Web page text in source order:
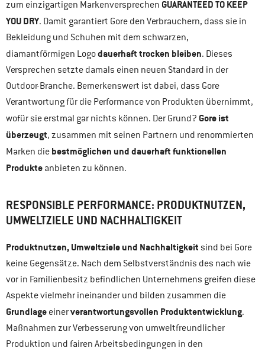
zum einzigartigen Markenversprechen GUARANTEED TO KEEP
YOU DRY. Damit garantiert Gore den Verbrauchern, dass sie in
Bekleidung und Schuhen mit dem schwarzen,
diamantförmigen Logodauerhaft trocken bleiben. Dieses
Versprechen setzte damals einen neuen Standard in der
Outdoor-Branche. Bemerkenswert ist dabei, dass Gore
Verantwortung für die Performance von Produkten übernimmt,
wofür sie erstmal gar nichts können. Der Grund? Gore ist
überzeugt, zusammen mit seinen Partnern und renommierten
Marken die bestmöglichen und dauerhaft funktionellen
Produkte anbieten zu können.
RESPONSIBLE PERFORMANCE: PRODUKTNUTZEN,
UMWELTZIELE UND NACHHALTIGKEIT
Produktnutzen, Umweltziele und Nachhaltigkeit sind bei Gore
keine Gegensätze. Nach dem Selbstverständnis des nach wie
vor in Familienbesitz befindlichen Unternehmens greifen diese
Aspekte vielmehr ineinander und bilden zusammen die
Grundlage einerverantwortungsvollen Produktentwicklung.
Maßnahmen zur Verbesserung von umweltfreundlicher
Produktion und fairen Arbeitsbedingungen in den